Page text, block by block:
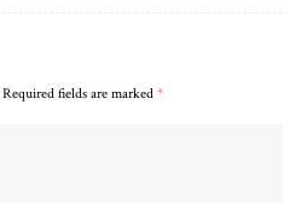
Required fields are marked *